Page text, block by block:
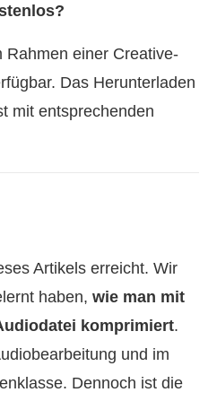
Rahmen einer Creative-
Das Herunterladen
mit entsprechenden
Artikels erreicht. Wir
haben, wie man mit
komprimiert.
und im
Dennoch ist die